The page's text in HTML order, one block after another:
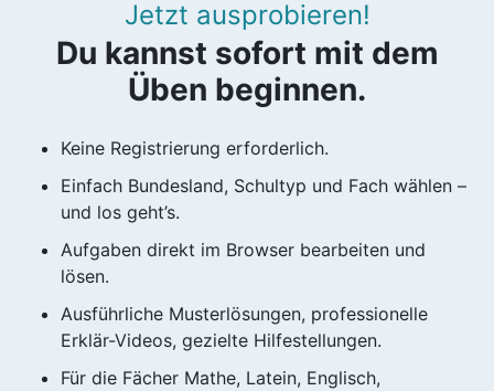
Jetzt ausprobieren!
Du kannst sofort mit dem
Üben beginnen.
Keine Registrierung erforderlich.
Einfach Bundesland, Schultyp und Fach wählen –
und los geht’s.
Aufgaben direkt im Browser bearbeiten und
lösen.
Ausführliche Musterlösungen, professionelle
Erklär-Videos, gezielte Hilfestellungen.
Für die Fächer Mathe, Latein, Englisch,